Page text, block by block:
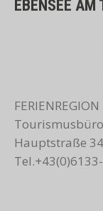
EBENSEE AM
Hauptstraße